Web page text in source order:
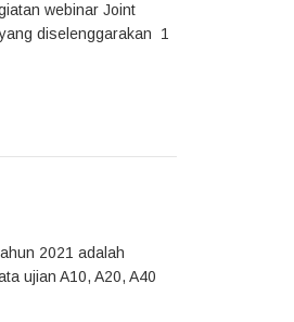
webinar Joint
diselenggarakan 1
2021 adalah
ujian A10, A20, A40